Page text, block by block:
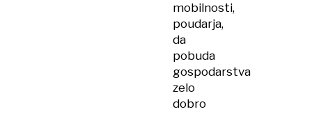
mobilnosti,
poudarja,
da
pobuda
gospodarstva
zelo
dobro